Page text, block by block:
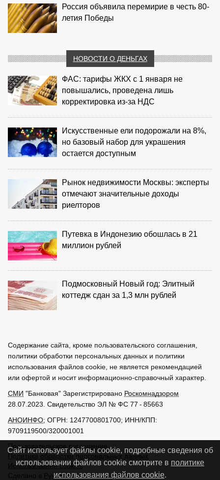
Россия объявила перемирие в честь 80-
летия Победы
НОВОСТИ О ДЕНЬГАХ
ФАС: тарифы ЖКХ с 1 января не
повышались, проведена лишь
корректировка из‑за НДС
Искусственные ели подорожали на 8%,
но базовый набор для украшения
остается доступным
Рынок недвижимости Москвы: эксперты
отмечают значительные доходы
риелторов
Путевка в Индонезию обошлась в 21
миллион рублей
Подмосковный Новый год: Элитный
коттедж сдан за 1,3 млн рублей
Содержание сайта, кроме пользовательского соглашения,
политики обработки персональных данных и политики
использования файлов cookie, не является рекомендацией
или офертой и носит информационно-справочный характер.
СМИ "Банковая" Зарегистрировано Роскомнадзором
28.07.2023. Свидетельство ЭЛ № ФС 77 - 85663
АНОИНФО; ОГРН: 1247700801700; ИНН/КПП:
9709119500/320001001
Пользовательское соглашение
Политика обработки персональных данных
Использование cookies
Сделано в
РунетЛаб – Сайты и CRM
Сайт использует файлы cookie, подробные сведения об
использовании файлов cookie смотрите в политике
использования файлов cookie.